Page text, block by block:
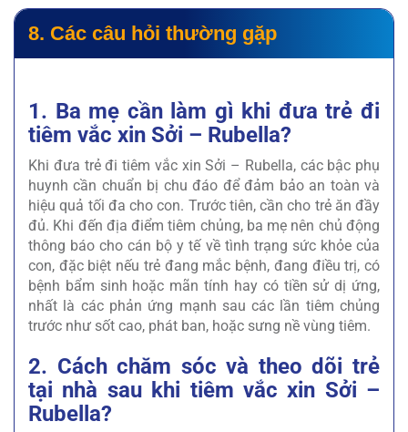
8. Các câu hỏi thường gặp
1. Ba mẹ cần làm gì khi đưa trẻ đi
tiêm vắc xin Sởi – Rubella?
Khi đưa trẻ đi tiêm vắc xin Sởi – Rubella, các bậc phụ
huynh cần chuẩn bị chu đáo để đảm bảo an toàn và
hiệu quả tối đa cho con. Trước tiên, cần cho trẻ ăn đầy
đủ. Khi đến địa điểm tiêm chủng, ba mẹ nên chủ động
thông báo cho cán bộ y tế về tình trạng sức khỏe của
con, đặc biệt nếu trẻ đang mắc bệnh, đang điều trị, có
bệnh bẩm sinh hoặc mãn tính hay có tiền sử dị ứng,
nhất là các phản ứng mạnh sau các lần tiêm chủng
trước như sốt cao, phát ban, hoặc sưng nề vùng tiêm.
2. Cách chăm sóc và theo dõi trẻ
tại nhà sau khi tiêm vắc xin Sởi –
Rubella?